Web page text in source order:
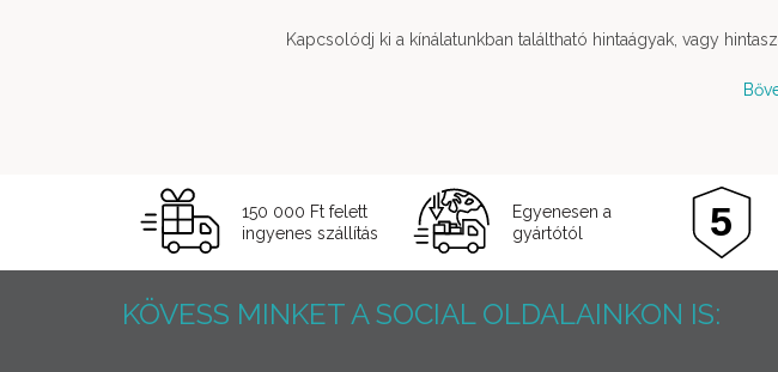
Kapcsolódj ki a kínálatunkban találtható hintaágyak, vagy
150 000 Ft felett
ingyenes szállítás
Egyenesen a
gyártótól
KÖVESS MINKET A SOCIAL OLDALAINKON IS: